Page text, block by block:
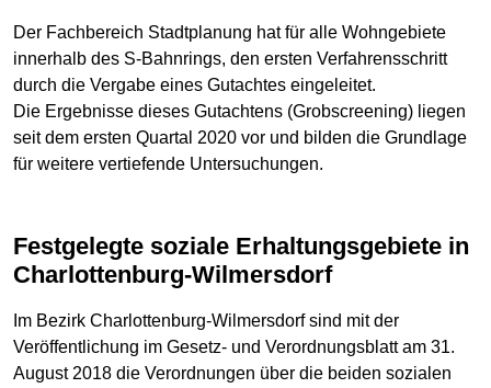
Der Fachbereich Stadtplanung hat für alle Wohngebiete
innerhalb des S-Bahnrings, den ersten Verfahrensschritt
durch die Vergabe eines Gutachtes eingeleitet.
Die Ergebnisse dieses Gutachtens (Grobscreening) liegen
seit dem ersten Quartal 2020 vor und bilden die Grundlage
für weitere vertiefende Untersuchungen.
Festgelegte soziale Erhaltungsgebiete in
Charlottenburg-Wilmersdorf
Im Bezirk Charlottenburg-Wilmersdorf sind mit der
Veröffentlichung im Gesetz- und Verordnungsblatt am 31.
August 2018 die Verordnungen über die beiden sozialen